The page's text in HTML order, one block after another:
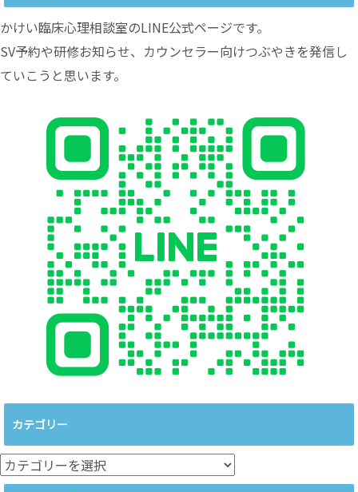
かけい臨床心理相談室のLINE公式ページです。
SV予約や研修お知らせ、カウンセラー向けつぶやきを発信し
ていこうと思います。
カテゴリー
カ
テ